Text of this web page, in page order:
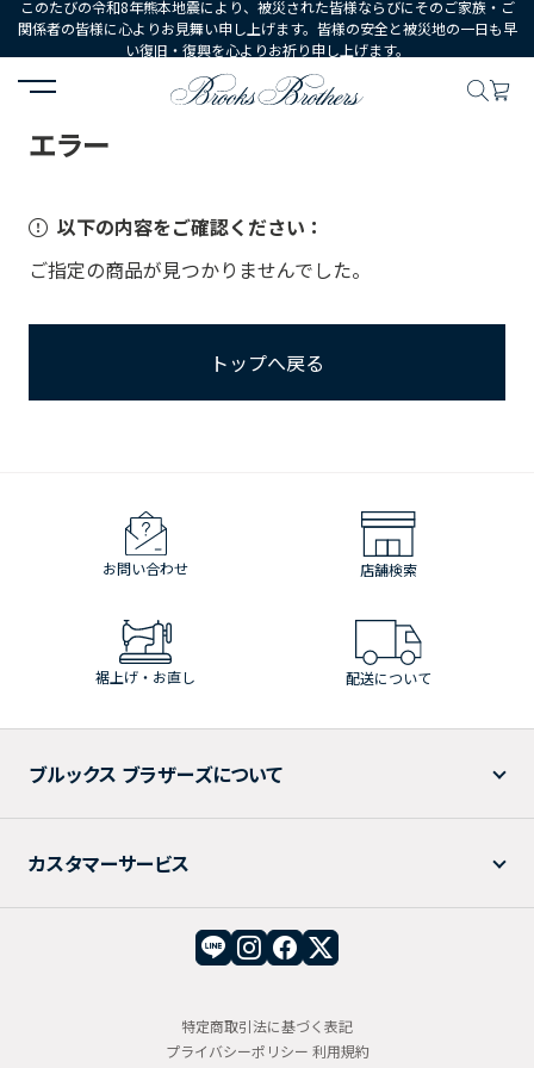
このたびの令和8年熊本地震により、被災された皆様ならびにそのご家族・ご
関係者の皆様に心よりお見舞い申し上げます。皆様の安全と被災地の一日も早
い復旧・復興を心よりお祈り申し上げます。
HOME
エラー
以下の内容をご確認ください：
ご指定の商品が見つかりませんでした。
トップへ戻る
お問い合わせ 店舗検索
裾上げ・お直し 配送について
ブルックス ブラザーズについて
カスタマーサービス
特定商取引法に基づく表記
プライバシーポリシー 利用規約